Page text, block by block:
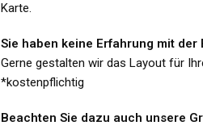
Karte.
Sie haben keine Erfahrung mit
Gerne gestalten wir das Layout für
*kostenpflichtig
Beachten Sie dazu auch unsere